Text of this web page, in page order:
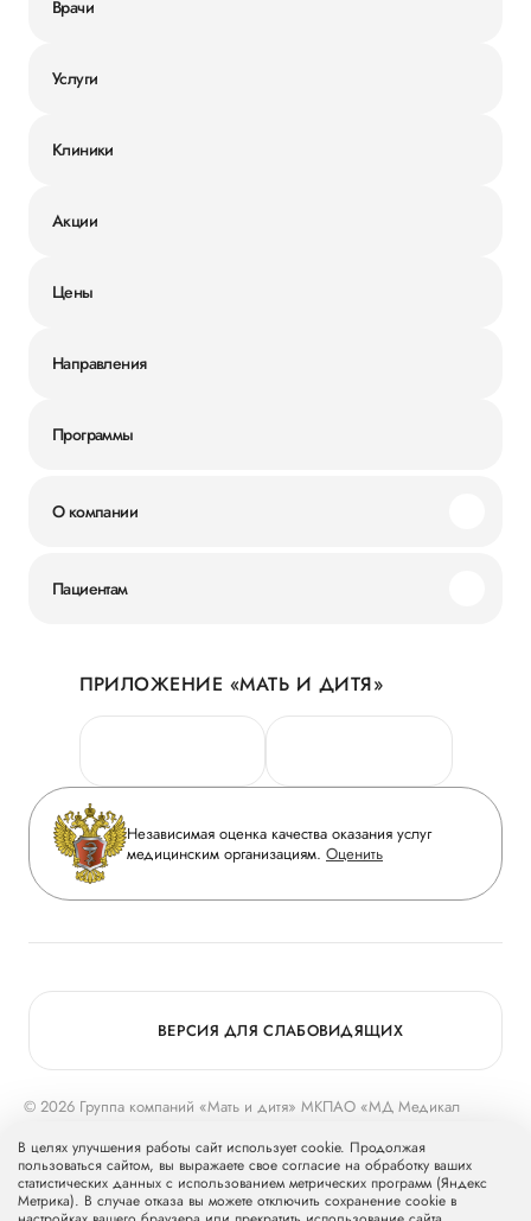
Врачи
Услуги
Клиники
Акции
Цены
Направления
Программы
О компании
Новости
Руководство
Сотрудничество
Инвесторам
Журнал «Мать и дитя»
Вакансии
Медицинский туризм
Пациентам
Личный кабинет
Персональные данные
Горячая линия качества
Вопрос-ответ
Приложение пациента
Статьи
ПРИЛОЖЕНИЕ «МАТЬ И ДИТЯ»
Независимая оценка качества оказания услуг
медицинским организациям. Оценить
© 2026 Группа компаний «Мать и дитя» МКПАО «МД Медикал
Группу компаний «Мать и дитя».
ВЕРСИЯ ДЛЯ СЛАБОВИДЯЩИХ
В целях улучшения работы сайт использует cookie. Продолжая
пользоваться сайтом, вы выражаете свое согласие на обработку ваших
статистических данных с использованием метрических программ (Яндекс
Метрика). В случае отказа вы можете отключить сохранение cookie в